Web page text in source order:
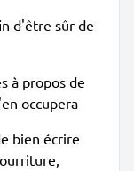
d'être sûr de
à propos de
occupera
bien écrire